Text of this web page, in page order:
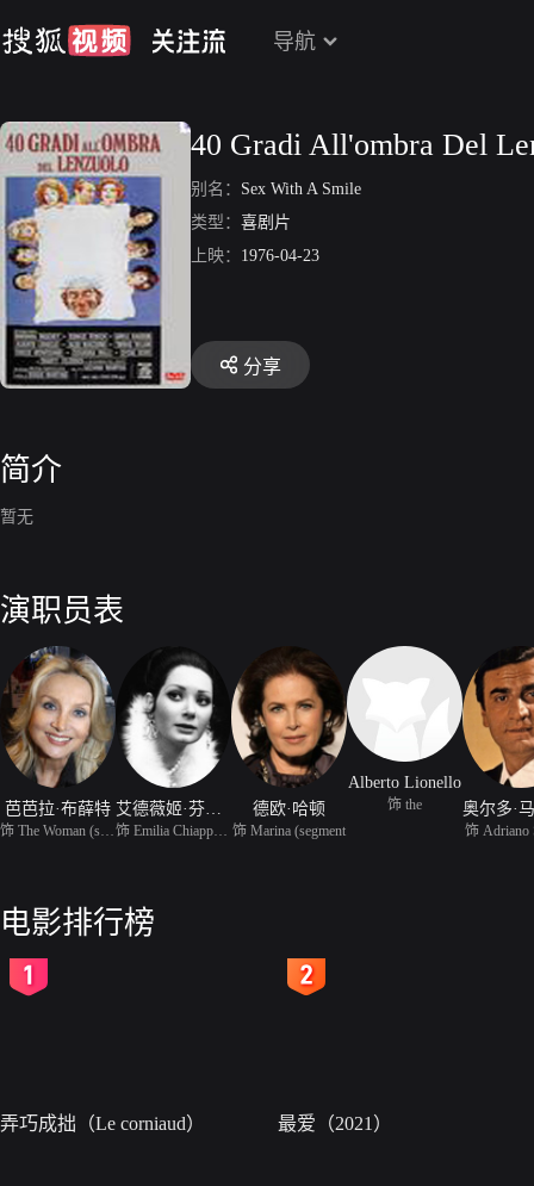
导航
40 Gradi All'ombra Del
别名： Sex With A Smile
类型： 喜剧片
上映： 1976-04-23
分享
简介
暂无
演职员表
芭芭拉·布薛特 德欧·哈顿
饰 Marina (segment
Alberto Lionello
饰 the
饰 Adriano
电影排行榜
弄巧成拙（Le corniaud） 最爱（2021）